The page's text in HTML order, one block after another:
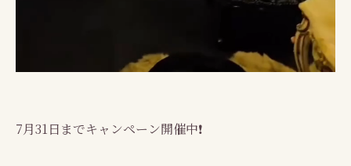
7月31日までキャンペーン開催中❗